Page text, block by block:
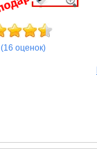
(16 оценок)